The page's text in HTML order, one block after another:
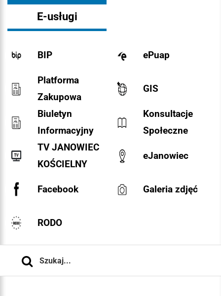
E-usługi
BIP ePuap
Platforma
Zakupowa
GIS
Biuletyn
Informacyjny
Konsultacje
Społeczne
TV JANOWIEC
KOŚCIELNY
eJanowiec
Facebook Galeria zdjęć
RODO